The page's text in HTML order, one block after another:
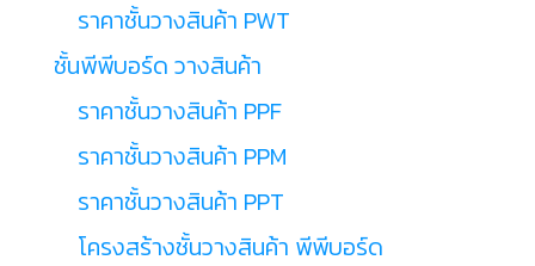
ราคาชั้นวางสินค้า PWT
ชั้นพีพีบอร์ด วางสินค้า
ราคาชั้นวางสินค้า PPF
ราคาชั้นวางสินค้า PPM
ราคาชั้นวางสินค้า PPT
โครงสร้างชั้นวางสินค้า พีพีบอร์ด